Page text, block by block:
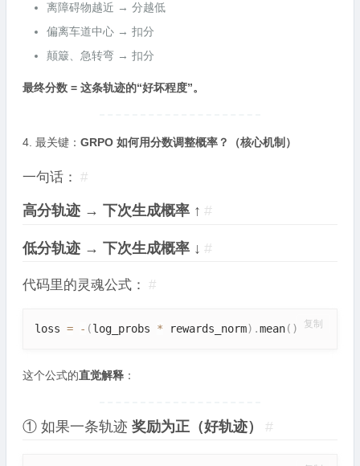
离障碍物越近 → 分越低
偏离车道中心 → 扣分
颠簸、急转弯 → 扣分
最终分数 = 这条轨迹的“好坏程度”。
4. 最关键： GRPO 如何用分数调整概率？（核心机制）
一句话： #
高分轨迹 → 下次生成概率 ↑ #
低分轨迹 → 下次生成概率 ↓ #
代码里的灵魂公式： #
loss = - (log_probs * rewards_norm) .mean( ) 复制
这个公式的直觉解释 ：
① 如果一条轨迹 奖励为正（好轨迹） #